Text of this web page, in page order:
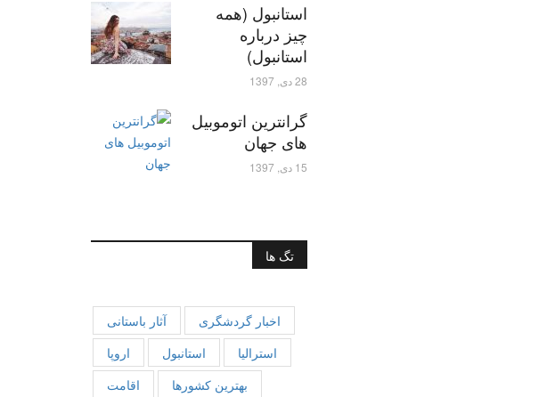
استانبول (همه
چیز درباره
استانبول)
28 دی, 1397
گرانترین اتوموبیل
های جهان
15 دی, 1397
تگ ها
آثار باستانی
اخبار گردشگری
اروپا
استانبول
استرالیا
اقامت
بهترین کشورها